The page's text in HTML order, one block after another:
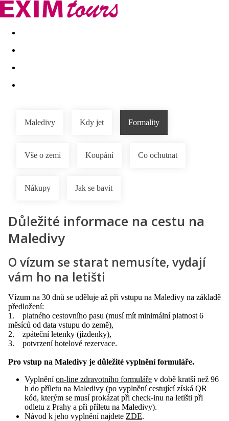
Akční nabídky Last minute
Maledivy Kdy jet Formality
Vše o zemi Koupání Co ochutnat
Nákupy Jak se bavit
Důležité informace na cestu na
Maledivy
O vízum se starat nemusíte, vydají
vám ho na letišti
Vízum na 30 dnů se uděluje až při vstupu na Maledivy na základě
předložení:
1. platného cestovního pasu (musí mít minimální platnost 6
měsíců od data vstupu do země),
2. zpáteční letenky (jízdenky),
3. potvrzení hotelové rezervace.
Pro vstup na Maledivy je důležité vyplnění formuláře.
Vyplněníon-line zdravotního formuláře v době kratší než 96
h do příletu na Maledivy (po vyplnění cestující získá QR
kód, kterým se musí prokázat při check-inu na letišti při
odletu z Prahy a při příletu na Maledivy).
Návod k jeho vyplnění najdete ZDE.